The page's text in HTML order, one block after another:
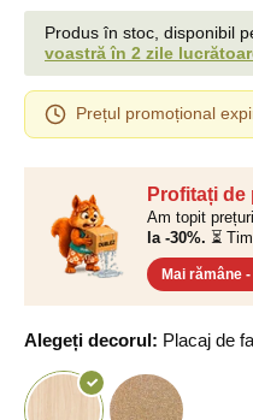
Profitați de
Am topit
la -30%. ⏳
Mai rămâne -
Alegeți decorul: Placaj de
Produs în stoc, disponibil
voastră în 2 zile
Prețul promoțional